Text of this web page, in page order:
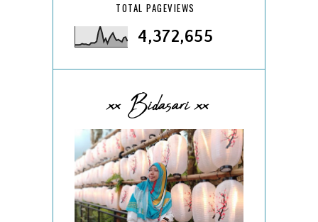
TOTAL PAGEVIEWS
4,372,655
xx Bidasari xx